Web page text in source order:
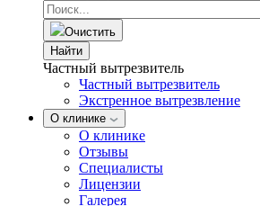
Очистить
Найти
Частный вытрезвитель
Частный вытрезвитель
Экстренное вытрезвление
О клинике
О клинике
Отзывы
Специалисты
Лицензии
Галерея